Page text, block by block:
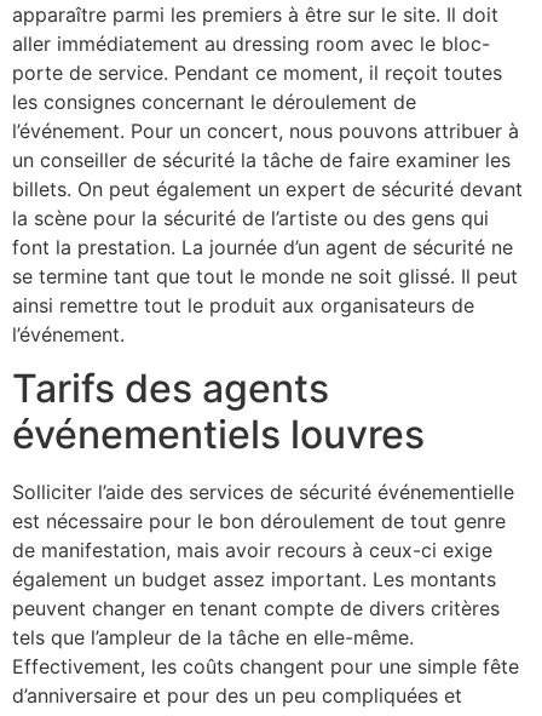
apparaître parmi les premiers à être sur le site. Il doit
aller immédiatement au dressing room avec le bloc-
porte de service. Pendant ce moment, il reçoit toutes
les consignes concernant le déroulement de
l’événement. Pour un concert, nous pouvons attribuer à
un conseiller de sécurité la tâche de faire examiner les
billets. On peut également un expert de sécurité devant
la scène pour la sécurité de l’artiste ou des gens qui
font la prestation. La journée d’un agent de sécurité ne
se termine tant que tout le monde ne soit glissé. Il peut
ainsi remettre tout le produit aux organisateurs de
l’événement.
Tarifs des agents
événementiels louvres
Solliciter l’aide des services de sécurité événementielle
est nécessaire pour le bon déroulement de tout genre
de manifestation, mais avoir recours à ceux-ci exige
également un budget assez important. Les montants
peuvent changer en tenant compte de divers critères
tels que l’ampleur de la tâche en elle-même.
Effectivement, les coûts changent pour une simple fête
d’anniversaire et pour des un peu compliquées et